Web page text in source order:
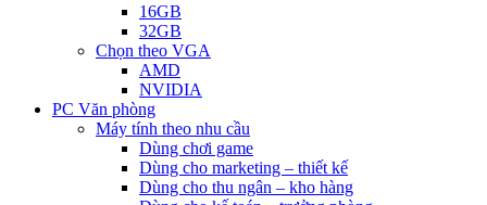
16GB
32GB
Chọn theo VGA
AMD
NVIDIA
PC Văn phòng
Máy tính theo nhu cầu
Dùng chơi game
Dùng cho marketing – thiết kế
Dùng cho thu ngân – kho hàng